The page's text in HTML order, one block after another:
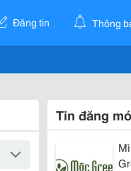
Đăng tin Thông
Tin đăng